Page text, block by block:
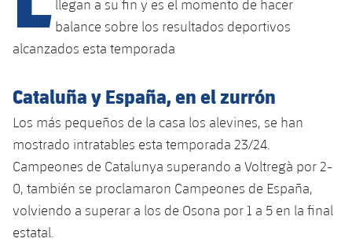
plusicon
más
Instalaciones
Spotify Camp Nou
Estadi Johan Cruyff
llegan a su fin y es el momento de hacer
balance sobre los resultados deportivos
alcanzados esta temporada
Cataluña y España, en el zurrón
Los más pequeños de la casa los alevines, se han
mostrado intratables esta temporada 23/24.
Campeones de Catalunya superando a Voltregà por 2-
0, también se proclamaron Campeones de España,
volviendo a superar a los de Osona por 1 a 5 en la final
estatal.